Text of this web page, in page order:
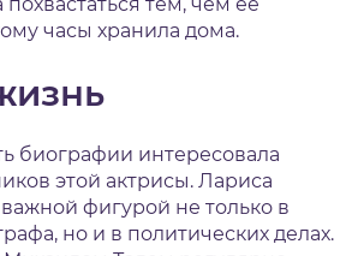
тем, чем ее
часы хранила дома.
биографии интересовала
этой актрисы. Лариса
фигурой не только в
но и в политических делах.